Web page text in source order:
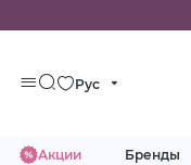
Рус
Акции Бренды